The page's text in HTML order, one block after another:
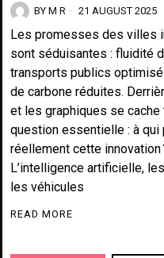
BY M R 21 AUGUST 2025
Les promesses des villes
sont séduisantes : fluidité
transports publics
de carbone réduites.
et les graphiques se
question essentielle : à qui
réellement cette innovation
L’intelligence artificielle,
les véhicules
READ MORE